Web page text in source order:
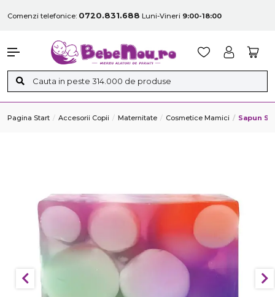
Comenzi telefonice: 0720.831.688 Luni-Vineri 9:00-18:00
Pagina Start Accesorii Copii Maternitate Cosmetice Mamici Sapun